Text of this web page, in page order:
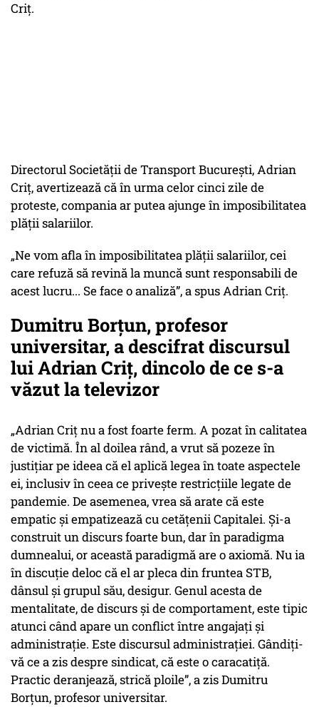
Criț.
Directorul Societății de Transport București, Adrian
Criț, avertizează că în urma celor cinci zile de
proteste, compania ar putea ajunge în imposibilitatea
plății salariilor.
„Ne vom afla în imposibilitatea plății salariilor, cei
care refuză să revină la muncă sunt responsabili de
acest lucru... Se face o analiză”, a spus Adrian Criț.
Dumitru Borțun, profesor
universitar, a descifrat discursul
lui Adrian Criț, dincolo de ce s-a
văzut la televizor
„Adrian Criț nu a fost foarte ferm. A pozat în calitatea
de victimă. În al doilea rând, a vrut să pozeze în
justițiar pe ideea că el aplică legea în toate aspectele
ei, inclusiv în ceea ce privește restricțiile legate de
pandemie. De asemenea, vrea să arate că este
empatic și empatizează cu cetățenii Capitalei. Și-a
construit un discurs foarte bun, dar în paradigma
dumnealui, or această paradigmă are o axiomă. Nu ia
în discuție deloc că el ar pleca din fruntea STB,
dânsul și grupul său, desigur. Genul acesta de
mentalitate, de discurs și de comportament, este tipic
atunci când apare un conflict între angajați și
administrație. Este discursul administrației. Gândiți-
vă ce a zis despre sindicat, că este o caracatiță.
Practic deranjează, strică ploile”, a zis Dumitru
Borțun, profesor universitar.